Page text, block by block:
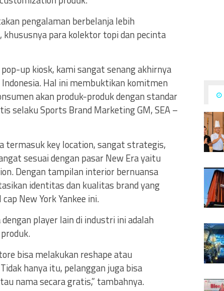
pengalaman berbelanja lebih
para kolektor topi dan pecinta
up kiosk, kami sangat senang akhirnya
Hal ini membuktikan komitmen
akan produk-produk dengan standar
selaku Sports Brand Marketing GM, SEA –
termasuk key location, sangat strategis,
sesuai dengan pasar New Era yaitu
Dengan tampilan interior bernuansa
identitas dan kualitas brand yang
New York Yankee ini.
player lain di industri ini adalah
bisa melakukan reshape atau
hanya itu, pelanggan juga bisa
nama secara gratis,” tambahnya.